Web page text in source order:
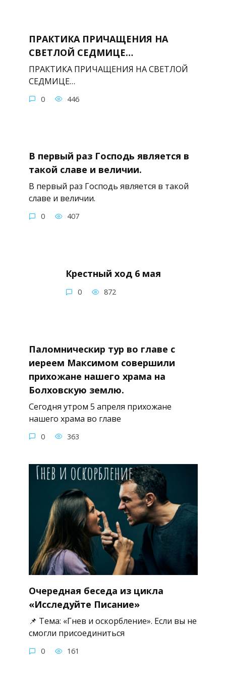
ПРАКТИКА ПРИЧАЩЕНИЯ НА
СВЕТЛОЙ СЕДМИЦЕ…
ПРАКТИКА ПРИЧАЩЕНИЯ НА СВЕТЛОЙ
СЕДМИЦЕ…
0 446
В первый раз Господь является в
такой славе и величии.
В первый раз Господь является в такой
славе и величии.
0 407
Крестный ход 6 мая
0 872
Паломническир тур во главе с
иереем Максимом совершили
прихожане нашего храма на
Болховскую землю.
Сегодня утром 5 апреля прихожане
нашего храма во главе
0 363
Очередная беседа из цикла
«Исследуйте Писание»
📌 Тема: «Гнев и оскорбление». Если вы не
смогли присоединиться
0 161